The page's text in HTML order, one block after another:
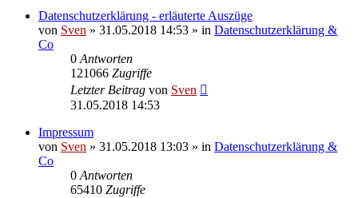
Datenschutzerklärung - erläuterte Auszüge
von Sven » 31.05.2018 14:53 » in Datenschutzerklärung &
Co
0 Antworten
121066 Zugriffe
Letzter Beitrag von Sven
31.05.2018 14:53
Impressum
von Sven » 31.05.2018 13:03 » in Datenschutzerklärung &
Co
0 Antworten
65410 Zugriffe